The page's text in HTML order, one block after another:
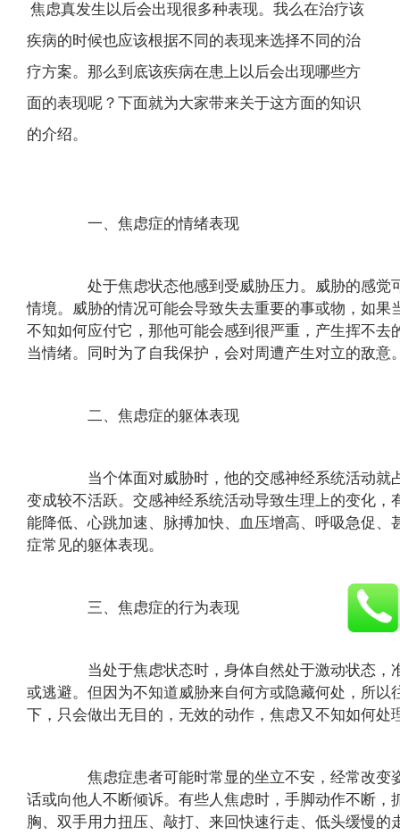
焦虑真发生以后会出现很多种表现。我么在治疗该
疾病的时候也应该根据不同的表现来选择不同的治
疗方案。那么到底该疾病在患上以后会出现哪些方
面的表现呢？下面就为大家带来关于这方面的知识
的介绍。
一、焦虑症的情绪表现
处于焦虑状态他感到受威胁压力。威胁的感觉
情境。威胁的情况可能会导致失去重要的事或物，如果
不知如何应付它，那他可能会感到很严重，产生挥不去
当情绪。同时为了自我保护，会对周遭产生对立的敌意
二、焦虑症的躯体表现
当个体面对威胁时，他的交感神经系统活动就
变成较不活跃。交感神经系统活动导致生理上的变化，
能降低、心跳加速、脉搏加快、血压增高、呼吸急促、
症常见的躯体表现。
三、焦虑症的行为表现
当处于焦虑状态时，身体自然处于激动状态，
或逃避。但因为不知道威胁来自何方或隐藏何处，所以
下，只会做出无目的，无效的动作，焦虑又不知如何处
焦虑症患者可能时常显的坐立不安，经常改变
话或向他人不断倾诉。有些人焦虑时，手脚动作不断，
胸、双手用力扭压、敲打、来回快速行走、低头缓慢的